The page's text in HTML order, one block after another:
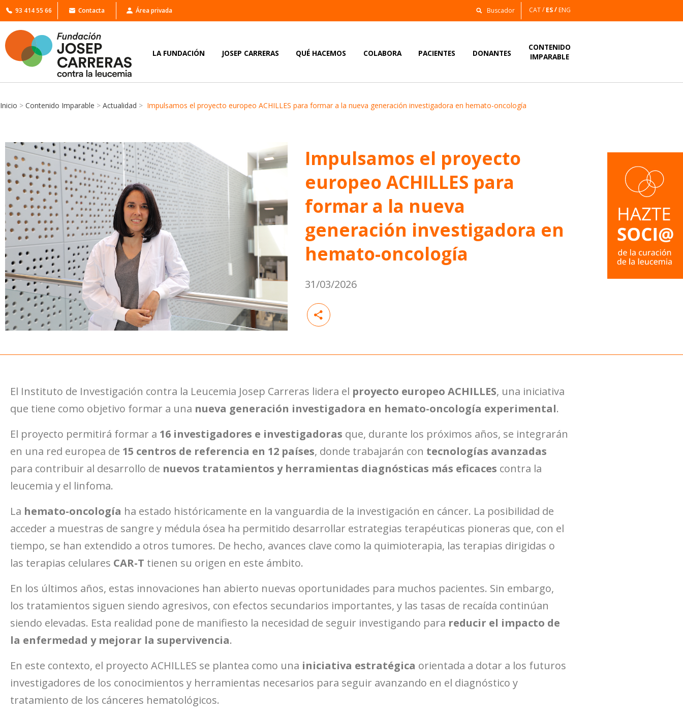
93 414 55 66 Contacta Área privada CAT ES ENG
LA FUNDACIÓN JOSEP CARRERAS QUÉ HACEMOS COLABORA PACIENTES DONANTES
CONTENIDO
IMPARABLE
Inicio > Contenido Imparable > Actualidad > Impulsamos el proyecto europeo ACHILLES para formar a la nueva generación investigadora en hemato-oncología
Impulsamos el proyecto
europeo ACHILLES para
formar a la nueva
generación investigadora en
hemato-oncología
31/03/2026
El Instituto de Investigación contra la Leucemia Josep Carreras lidera el proyecto europeo ACHILLES, una iniciativa
que tiene como objetivo formar a una nueva generación investigadora en hemato-oncología experimental.
El proyecto permitirá formar a 16 investigadores e investigadoras que, durante los próximos años, se integrarán
en una red europea de 15 centros de referencia en 12 países, donde trabajarán con tecnologías avanzadas
para contribuir al desarrollo de nuevos tratamientos y herramientas diagnósticas más eficaces contra la
leucemia y el linfoma.
La hemato-oncología ha estado históricamente en la vanguardia de la investigación en cáncer. La posibilidad de
acceder a muestras de sangre y médula ósea ha permitido desarrollar estrategias terapéuticas pioneras que, con el
tiempo, se han extendido a otros tumores. De hecho, avances clave como la quimioterapia, las terapias dirigidas o
las terapias celulares CAR-T tienen su origen en este ámbito.
En los últimos años, estas innovaciones han abierto nuevas oportunidades para muchos pacientes. Sin embargo,
los tratamientos siguen siendo agresivos, con efectos secundarios importantes, y las tasas de recaída continúan
siendo elevadas. Esta realidad pone de manifiesto la necesidad de seguir investigando para reducir el impacto de
la enfermedad y mejorar la supervivencia.
En este contexto, el proyecto ACHILLES se plantea como una iniciativa estratégica orientada a dotar a los futuros
investigadores de los conocimientos y herramientas necesarios para seguir avanzando en el diagnóstico y
tratamiento de los cánceres hematológicos.